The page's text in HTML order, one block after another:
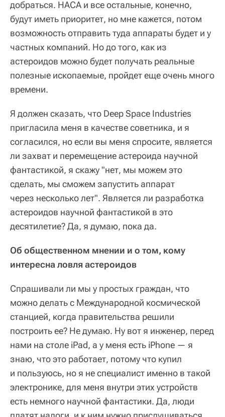
добраться. НАСА и все остальные, конечно,
будут иметь приоритет, но мне кажется, потом
возможность отправить туда аппараты будет и у
частных компаний. Но до того, как из
астероидов можно будет получать реальные
полезные ископаемые, пройдет еще очень много
времени.
Я должен сказать, что Deep Space Industries
пригласила меня в качестве советника, и я
согласился, но если вы меня спросите, является
ли захват и перемещение астероида научной
фантастикой, я скажу "нет, мы можем это
сделать, мы сможем запустить аппарат
через несколько лет". Является ли разработка
астероидов научной фантастикой в это
десятилетие? Да, я думаю, пока да.
Об общественном мнении и о том, кому
интересна ловля астероидов
Спрашивали ли мы у простых граждан, что
можно делать с Международной космической
станцией, когда правительства решили
построить ее? Не думаю. Ну вот я инженер, перед
нами на столе iPad, а у меня есть iPhone — я
знаю, что это работает, потому что купил
и пользуюсь, но я не специалист именно в такой
электронике, для меня внутри этих устройств
есть немного научной фантастики. Да, люди